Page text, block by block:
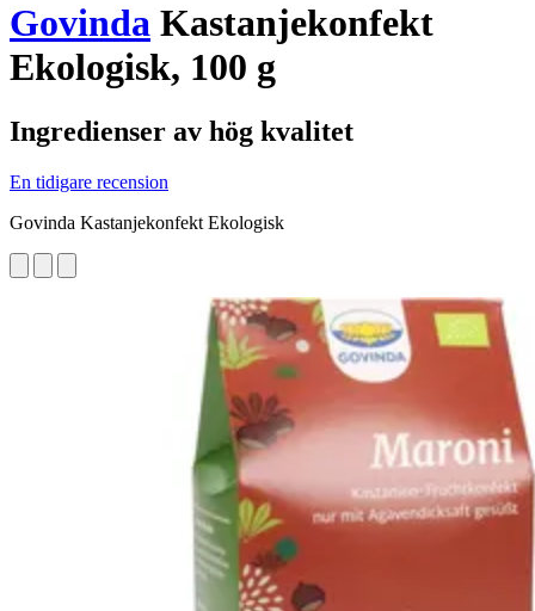
Govinda Kastanjekonfekt
Ekologisk, 100 g
Ingredienser av hög kvalitet
En tidigare recension
Govinda Kastanjekonfekt Ekologisk